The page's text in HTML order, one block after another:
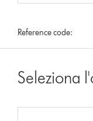
Reference code:
Seleziona